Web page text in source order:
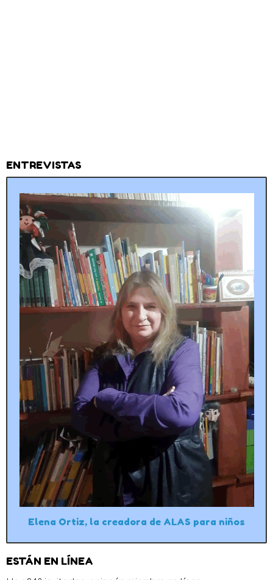
ENTREVISTAS
Elena Ortiz, la creadora de ALAS para niños
ESTÁN EN LÍNEA